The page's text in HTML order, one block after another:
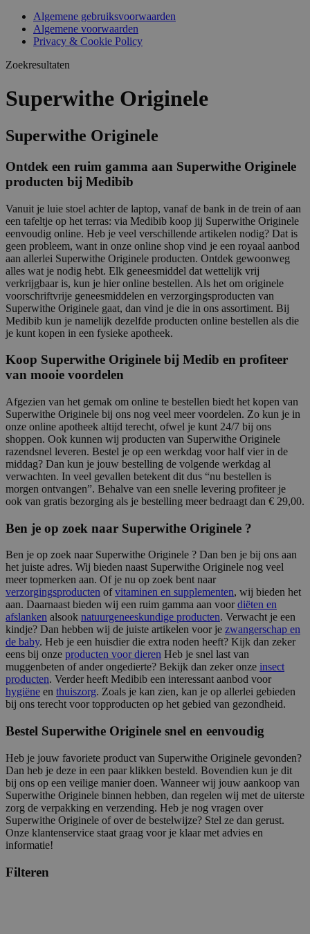
Algemene gebruiksvoorwaarden
Algemene voorwaarden
Privacy & Cookie Policy
Zoekresultaten
Superwithe Originele
Superwithe Originele
Ontdek een ruim gamma aan Superwithe Originele
producten bij Medibib
Vanuit je luie stoel achter de laptop, vanaf de bank in de trein of aan
een tafeltje op het terras: via Medibib koop jij Superwithe Originele
eenvoudig online. Heb je veel verschillende artikelen nodig? Dat is
geen probleem, want in onze online shop vind je een royaal aanbod
aan allerlei Superwithe Originele producten. Ontdek gewoonweg
alles wat je nodig hebt. Elk geneesmiddel dat wettelijk vrij
verkrijgbaar is, kun je hier online bestellen. Als het om originele
voorschriftvrije geneesmiddelen en verzorgingsproducten van
Superwithe Originele gaat, dan vind je die in ons assortiment. Bij
Medibib kun je namelijk dezelfde producten online bestellen als die
je kunt kopen in een fysieke apotheek.
Koop Superwithe Originele bij Medib en profiteer
van mooie voordelen
Afgezien van het gemak om online te bestellen biedt het kopen van
Superwithe Originele bij ons nog veel meer voordelen. Zo kun je in
onze online apotheek altijd terecht, ofwel je kunt 24/7 bij ons
shoppen. Ook kunnen wij producten van Superwithe Originele
razendsnel leveren. Bestel je op een werkdag voor half vier in de
middag? Dan kun je jouw bestelling de volgende werkdag al
verwachten. In veel gevallen betekent dit dus “nu bestellen is
morgen ontvangen”. Behalve van een snelle levering profiteer je
ook van gratis bezorging als je bestelling meer bedraagt dan € 29,00.
Ben je op zoek naar Superwithe Originele ?
Ben je op zoek naar Superwithe Originele ? Dan ben je bij ons aan
het juiste adres. Wij bieden naast Superwithe Originele nog veel
meer topmerken aan. Of je nu op zoek bent naar
verzorgingsproducten ofvitaminen en supplementen, wij bieden het
aan. Daarnaast bieden wij een ruim gamma aan voordiëten en
afslanken alsook natuurgeneeskundige producten. Verwacht je een
kindje? Dan hebben wij de juiste artikelen voor je zwangerschap en
de baby. Heb je een huisdier die extra noden heeft? Kijk dan zeker
eens bij onze producten voor dieren Heb je snel last van
muggenbeten of ander ongedierte? Bekijk dan zeker onze insect
producten. Verder heeft Medibib een interessant aanbod voor
hygiëne en thuiszorg. Zoals je kan zien, kan je op allerlei gebieden
bij ons terecht voor topproducten op het gebied van gezondheid.
Bestel Superwithe Originele snel en eenvoudig
Heb je jouw favoriete product van Superwithe Originele gevonden?
Dan heb je deze in een paar klikken besteld. Bovendien kun je dit
bij ons op een veilige manier doen. Wanneer wij jouw aankoop van
Superwithe Originele binnen hebben, dan regelen wij met de uiterste
zorg de verpakking en verzending. Heb je nog vragen over
Superwithe Originele of over de bestelwijze? Stel ze dan gerust.
Onze klantenservice staat graag voor je klaar met advies en
informatie!
Filteren